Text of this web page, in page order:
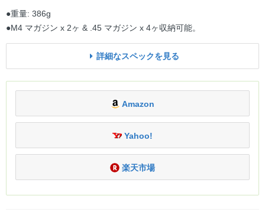
●重量: 386g
●M4 マガジン x 2ヶ & .45 マガジン x 4ヶ収納可能。
詳細なスペックを見る
Amazon
Yahoo!
楽天市場